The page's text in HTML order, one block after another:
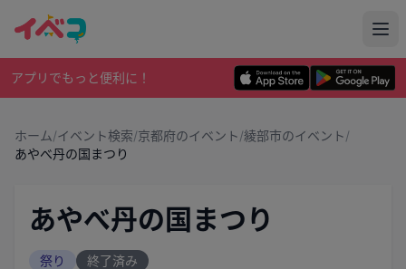
アプリでもっと便利に！
ホーム/イベント検索/京都府のイベント/綾部市のイベント/
あやべ丹の国まつり
あやべ丹の国まつり
祭り 終了済み